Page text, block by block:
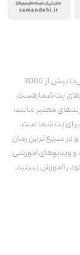
پت استور به عنوان یکی از قدیمی‌ترین پت شاپ های اینترنتی با بیش از 3000
پت شما هست.
معتبر مانند:
برای پت شما است.
و در سریع ترین زمان
ویدیوهای آموزشی
را آموزش ببینید.